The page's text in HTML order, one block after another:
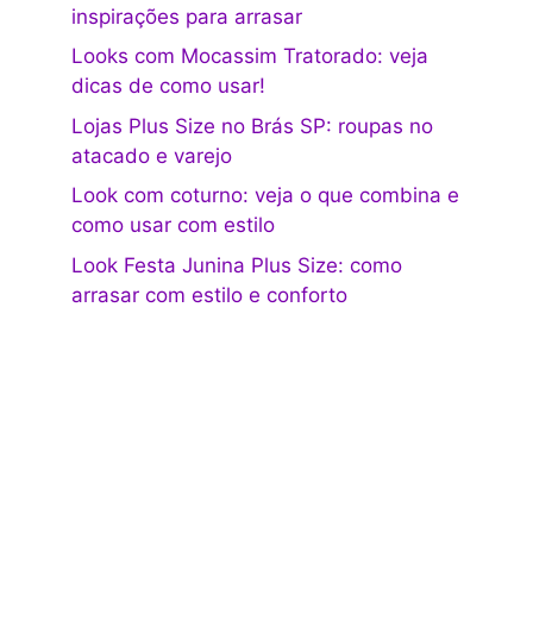
inspirações para arrasar
Looks com Mocassim Tratorado: veja
dicas de como usar!
Lojas Plus Size no Brás SP: roupas no
atacado e varejo
Look com coturno: veja o que combina e
como usar com estilo
Look Festa Junina Plus Size: como
arrasar com estilo e conforto